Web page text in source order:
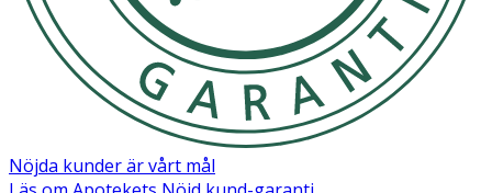
Nöjda kunder är vårt mål